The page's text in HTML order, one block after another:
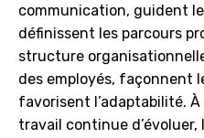
communication, guident
définissent les parcours
structure
des employés, façonnent
favorisent l’adaptabilité.
travail continue